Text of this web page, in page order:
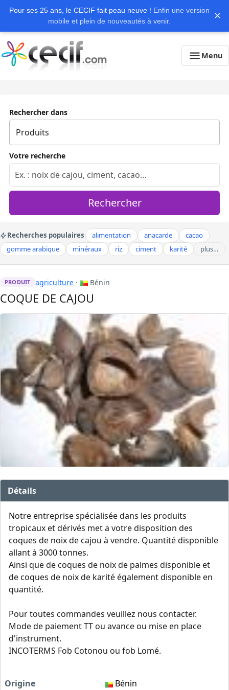
Pour ses 25 ans, le CECIF fait peau neuve ! Enfin une version
mobile et plein de nouveautés à venir.
×
Menu
Rechercher dans
Votre recherche
Rechercher
Recherches populaires alimentation anacarde
cacao
gomme arabique
minéraux riz ciment karité plus…
PRODUIT agriculture· Bénin
COQUE DE CAJOU
Détails
Notre entreprise spécialisée dans les produits
tropicaux et dérivés met a votre disposition des
coques de noix de cajou à vendre. Quantité disponible
allant à 3000 tonnes.
Ainsi que de coques de noix de palmes disponible et
de coques de noix de karité également disponible en
quantité.
Pour toutes commandes veuillez nous contacter.
Mode de paiement TT ou avance ou mise en place
d'instrument.
INCOTERMS Fob Cotonou ou fob Lomé.
Origine
Bénin